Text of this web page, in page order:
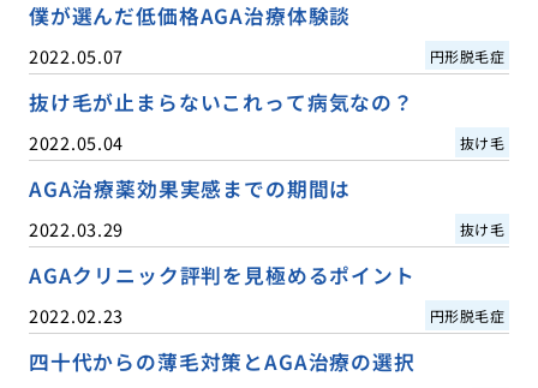
僕が選んだ低価格AGA治療体験談
2022.05.07 円形脱毛症
抜け毛が止まらないこれって病気なの？
2022.05.04 抜け毛
AGA治療薬効果実感までの期間は
2022.03.29 抜け毛
AGAクリニック評判を見極めるポイント
2022.02.23 円形脱毛症
四十代からの薄毛対策とAGA治療の選択